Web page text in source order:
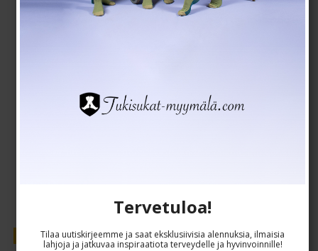
EUR 17,00
Myynti
Tervetuloa!
Tilaa uutiskirjeemme ja saat eksklusiivisia alennuksia, ilmaisia
lahjoja ja jatkuvaa inspiraatiota terveydelle ja hyvinvoinnille!